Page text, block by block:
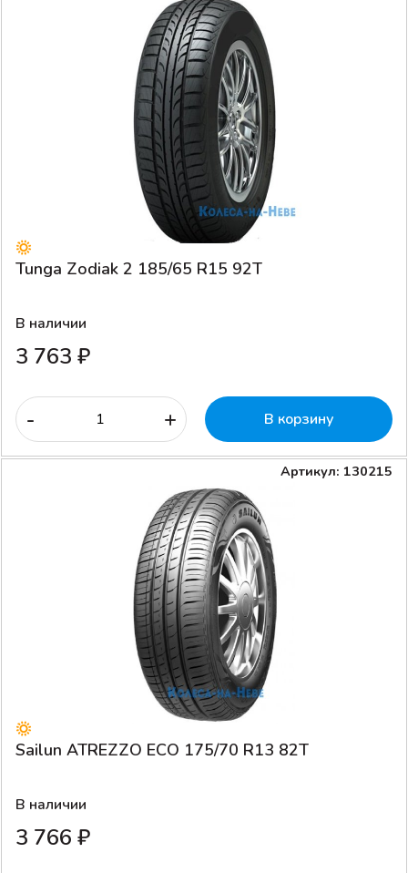
Tunga Zodiak 2 185/65 R15 92T
В наличии
3 763 ₽
- + В корзину
Артикул: 130215
Sailun ATREZZO ECO 175/70 R13 82T
В наличии
3 766 ₽